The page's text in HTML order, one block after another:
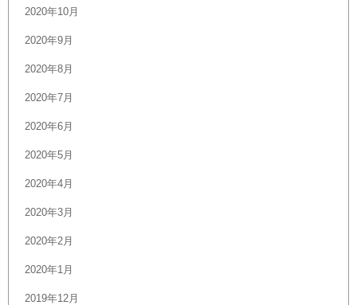
2020年10月
2020年9月
2020年8月
2020年7月
2020年6月
2020年5月
2020年4月
2020年3月
2020年2月
2020年1月
2019年12月